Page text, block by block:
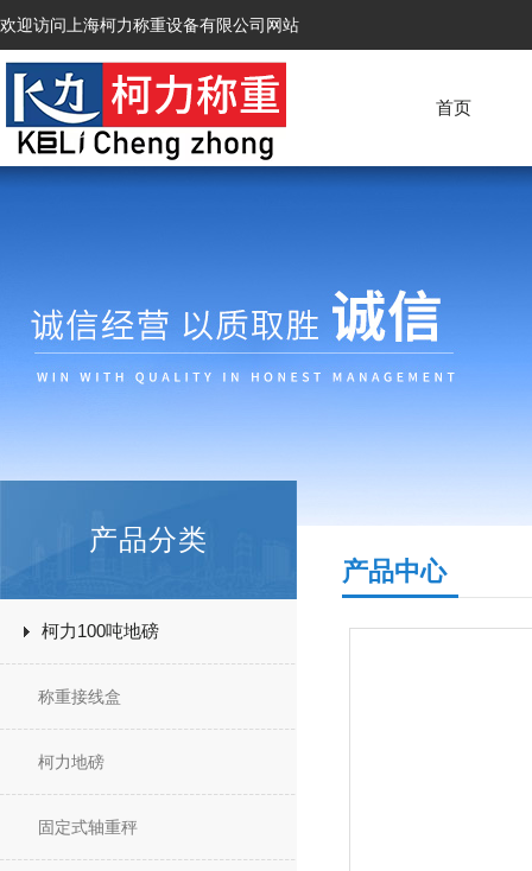
欢迎访问上海柯力称重设备有限公司网站
首页
产品分类
柯力100吨地磅
称重接线盒
柯力地磅
固定式轴重秤
产品中心